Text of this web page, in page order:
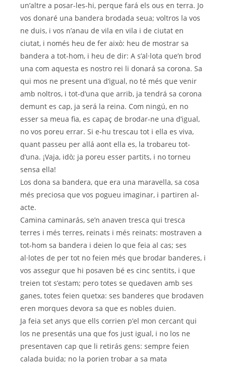
un’altre a posar-les-hi, perque fará els ous en terra. Jo
vos donaré una bandera brodada seua; voltros la vos
ne duis, i vos n’anau de vila en vila i de ciutat en
ciutat, i només heu de fer això: heu de mostrar sa
bandera a tot-hom, i heu de dir: A s’al·lota que’n brod
una com aquesta es nostro rei li donará sa corona. Sa
qui mos ne present una d’igual, no té més que venir
amb noltros, i tot-d’una que arrib, ja tendrá sa corona
demunt es cap, ja será la reina. Com ningú, en no
esser sa meua fia, es capaç de brodar-ne una d’igual,
no vos poreu errar. Si e-hu trescau tot i ella es viva,
quant passeu per allá aont ella es, la trobareu tot-
d’una. ¡Vaja, idò; ja poreu esser partits, i no torneu
sensa ella!
Los dona sa bandera, que era una maravella, sa cosa
més preciosa que vos pogueu imaginar, i partiren al-
acte.
Camina caminarás, se’n anaven tresca qui tresca
terres i més terres, reinats i més reinats: mostraven a
tot-hom sa bandera i deien lo que feia al cas; ses
al·lotes de per tot no feien més que brodar banderes, i
vos assegur que hi posaven bé es cinc sentits, i que
treien tot s’estam; pero totes se quedaven amb ses
ganes, totes feien quetxa: ses banderes que brodaven
eren morques devora sa que es nobles duien.
Ja feia set anys que ells corrien p’el mon cercant qui
los ne presentás una que fos just igual, i no los ne
presentaven cap que li retirás gens: sempre feien
calada buida; no la porien trobar a sa mata